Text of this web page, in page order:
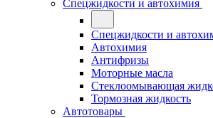
Спецжидкости и автохимия
Спецжидкости и
Автохимия
Антифризы
Моторные масла
Стеклоомывающая
Тормозная жидкость
Автотовары